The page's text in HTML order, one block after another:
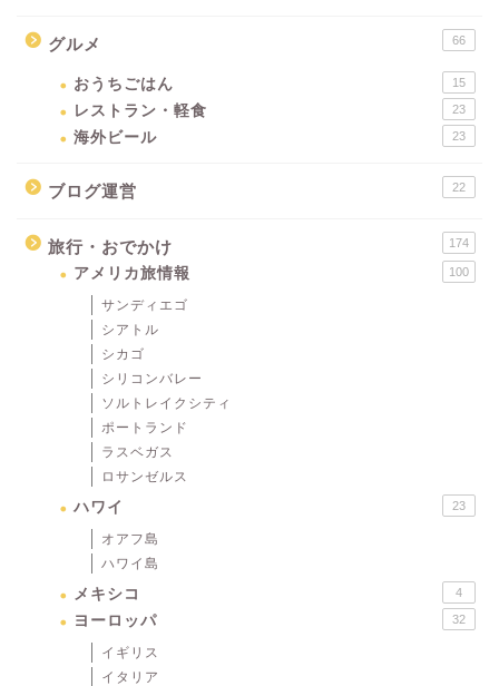
グルメ 66
おうちごはん 15
レストラン・軽食 23
海外ビール 23
ブログ運営 22
旅行・おでかけ 174
アメリカ旅情報 100
サンディエゴ
シアトル
シカゴ
シリコンバレー
ソルトレイクシティ
ポートランド
ラスベガス
ロサンゼルス
ハワイ 23
オアフ島
ハワイ島
メキシコ 4
ヨーロッパ 32
イギリス
イタリア